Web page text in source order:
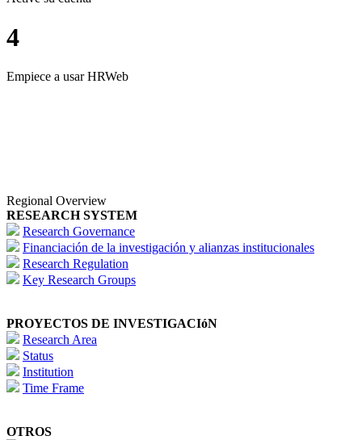
4
Empiece a usar HRWeb
Regional Overview
RESEARCH SYSTEM
Research Governance
Financiación de la investigación y alianzas institucionales
Research Regulation
Key Research Groups
PROYECTOS DE INVESTIGACIóN
Research Area
Status
Institution
Time Frame
OTROS